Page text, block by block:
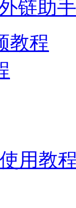
链助手
教程
用教